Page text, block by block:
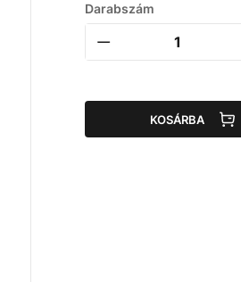
Darabszám
KOSÁRBA